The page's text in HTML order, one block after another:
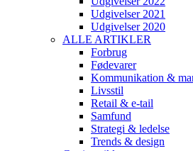
Udgivelser 2021
Udgivelser 2020
ALLE ARTIKLER
Forbrug
Fødevarer
Kommunikation &
Livsstil
Retail & e-tail
Samfund
Strategi & ledelse
Trends & design